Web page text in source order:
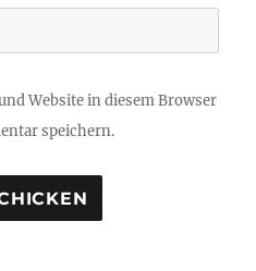
Website in diesem Browser
speichern.